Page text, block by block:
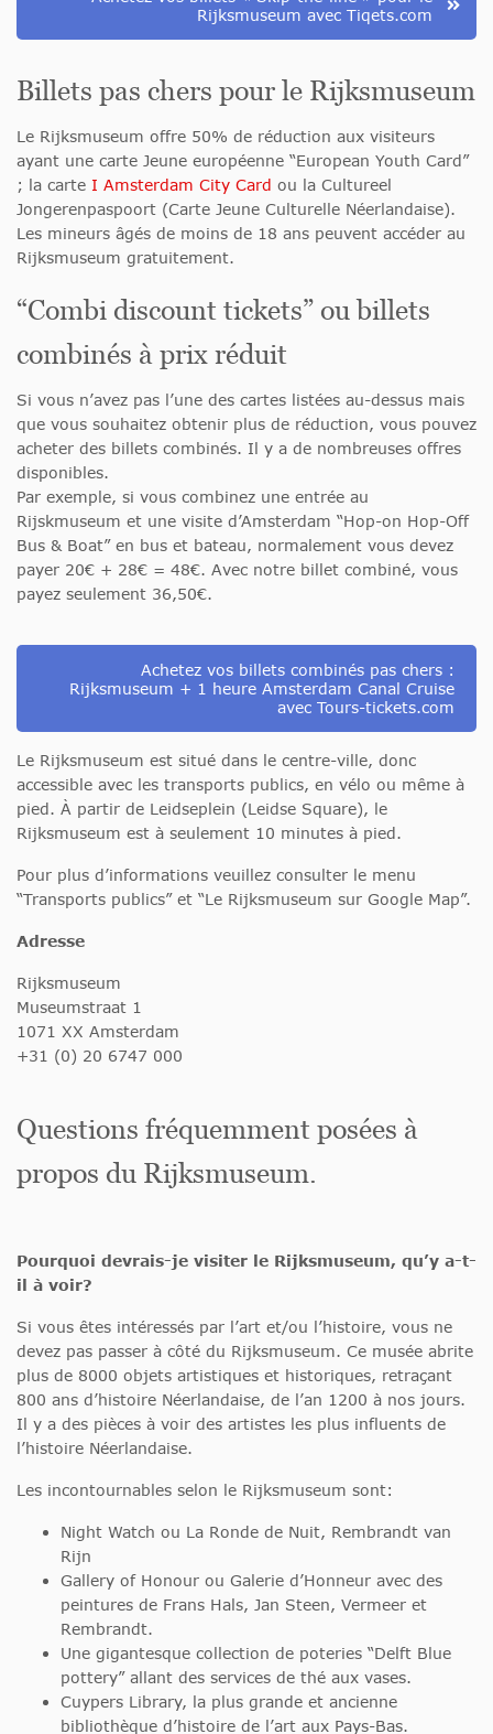
Rijksmuseum avec Tiqets.com
Billets pas chers pour le Rijksmuseum
Le Rijksmuseum offre 50% de réduction aux visiteurs
ayant une carte Jeune européenne “European Youth Card”
; la carte I Amsterdam City Card ou la Cultureel
Jongerenpaspoort (Carte Jeune Culturelle Néerlandaise).
Les mineurs âgés de moins de 18 ans peuvent accéder au
Rijksmuseum gratuitement.
“Combi discount tickets” ou billets
combinés à prix réduit
Si vous n’avez pas l’une des cartes listées au-dessus mais
que vous souhaitez obtenir plus de réduction, vous pouvez
acheter des billets combinés. Il y a de nombreuses offres
disponibles.
Par exemple, si vous combinez une entrée au
Rijskmuseum et une visite d’Amsterdam “Hop-on Hop-Off
Bus & Boat” en bus et bateau, normalement vous devez
payer 20€ + 28€ = 48€. Avec notre billet combiné, vous
payez seulement 36,50€.
Achetez vos billets combinés pas chers :
Rijksmuseum + 1 heure Amsterdam Canal Cruise
avec Tours-tickets.com
Le Rijksmuseum est situé dans le centre-ville, donc
accessible avec les transports publics, en vélo ou même à
pied. À partir de Leidseplein (Leidse Square), le
Rijksmuseum est à seulement 10 minutes à pied.
Pour plus d’informations veuillez consulter le menu
“Transports publics” et “Le Rijksmuseum sur Google Map”.
Adresse
Rijksmuseum
Museumstraat 1
1071 XX Amsterdam
+31 (0) 20 6747 000
Questions fréquemment posées à
propos du Rijksmuseum.
Pourquoi devrais-je visiter le Rijksmuseum, qu’y a-t-
il à voir?
Si vous êtes intéressés par l’art et/ou l’histoire, vous ne
devez pas passer à côté du Rijksmuseum. Ce musée abrite
plus de 8000 objets artistiques et historiques, retraçant
800 ans d’histoire Néerlandaise, de l’an 1200 à nos jours.
Il y a des pièces à voir des artistes les plus influents de
l’histoire Néerlandaise.
Les incontournables selon le Rijksmuseum sont:
Night Watch ou La Ronde de Nuit, Rembrandt van
Rijn
Gallery of Honour ou Galerie d’Honneur avec des
peintures de Frans Hals, Jan Steen, Vermeer et
Rembrandt.
Une gigantesque collection de poteries “Delft Blue
pottery” allant des services de thé aux vases.
Cuypers Library, la plus grande et ancienne
bibliothèque d’histoire de l’art aux Pays-Bas.